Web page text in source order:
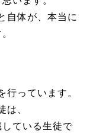
自体が、本当に
行っています。
は、
ている生徒で